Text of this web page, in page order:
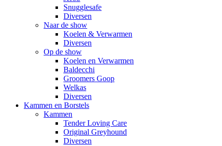
Snugglesafe
Diversen
Naar de show
Koelen & Verwarmen
Diversen
Op de show
Koelen en Verwarmen
Baldecchi
Groomers Goop
Welkas
Diversen
Kammen en Borstels
Kammen
Tender Loving Care
Original Greyhound
Diversen